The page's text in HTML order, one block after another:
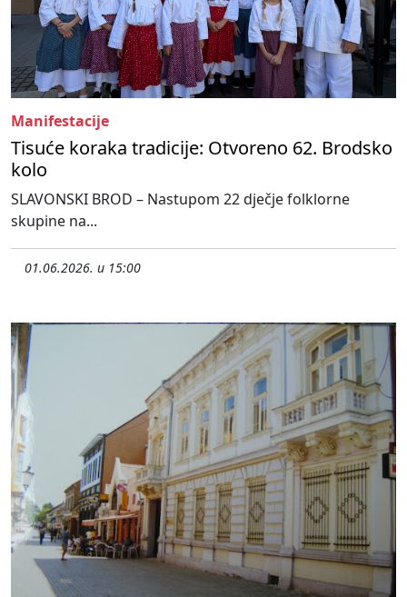
Manifestacije
Tisuće koraka tradicije: Otvoreno 62. Brodsko
kolo
SLAVONSKI BROD – Nastupom 22 dječje folklorne
skupine na...
01.06.2026. u 15:00